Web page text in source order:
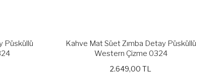
Püsküllü
Kahve Mat Süet Zımba Detay Püsküllü
Western Çizme 0324
2.649,00 TL